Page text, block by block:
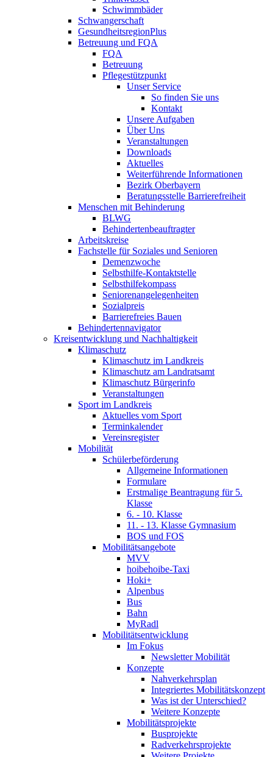
Schwimmbäder
Schwangerschaft
GesundheitsregionPlus
Betreuung und FQA
FQA
Betreuung
Pflegestützpunkt
Unser Service
So finden Sie uns
Kontakt
Unsere Aufgaben
Über Uns
Veranstaltungen
Downloads
Aktuelles
Weiterführende Informationen
Bezirk Oberbayern
Beratungsstelle Barrierefreiheit
Menschen mit Behinderung
BLWG
Behindertenbeauftragter
Arbeitskreise
Fachstelle für Soziales und Senioren
Demenzwoche
Selbsthilfe-Kontaktstelle
Selbsthilfekompass
Seniorenangelegenheiten
Sozialpreis
Barrierefreies Bauen
Behindertennavigator
Kreisentwicklung und Nachhaltigkeit
Klimaschutz
Klimaschutz im Landkreis
Klimaschutz am Landratsamt
Klimaschutz Bürgerinfo
Veranstaltungen
Sport im Landkreis
Aktuelles vom Sport
Terminkalender
Vereinsregister
Mobilität
Schülerbeförderung
Allgemeine Informationen
Formulare
Erstmalige Beantragung für 5.
Klasse
6. - 10. Klasse
11. - 13. Klasse Gymnasium
BOS und FOS
Mobilitätsangebote
MVV
hoibehoibe-Taxi
Hoki+
Alpenbus
Bus
Bahn
MyRadl
Mobilitätsentwicklung
Im Fokus
Newsletter Mobilität
Konzepte
Nahverkehrsplan
Integriertes Mobilitätskonzept
Was ist der Unterschied?
Weitere Konzepte
Mobilitätsprojekte
Busprojekte
Radverkehrsprojekte